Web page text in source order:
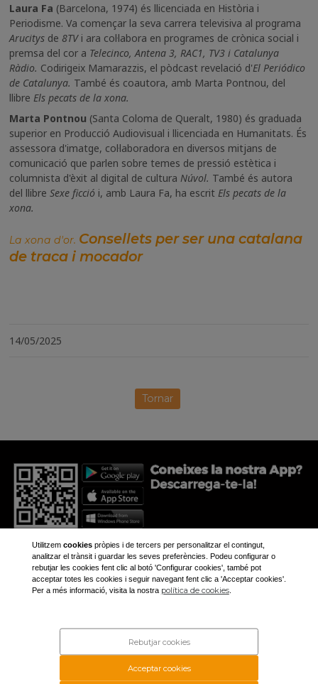
Laura Fa (Barcelona, 1974) és llicenciada en Història i
Periodisme. Va començar la seva carrera televisiva al programa
Arucitys de8TVi ara col·labora en programes de crònica social i
premsa del cor a Telecinco, Antena 3, RAC1, TV3 i Catalunya
Ràdio. Codirigeix Mamarazzis, el pòdcast revelació d'El Periódico
de Catalunya. També és coautora, amb Marta Pontnou, del
llibre Els pecats de la xona.
Marta Pontnou (Santa Coloma de Queralt, 1980) és graduada
superior en Producció Audiovisual i llicenciada en Humanitats. És
assessora d'imatge, col·laboradora en diversos mitjans de
comunicació que parlen sobre temes de pressió estètica i
columnista d'èxit al digital de culturaNúvol. També és autora
del llibreSexe ficció i, amb Laura Fa, ha escritEls pecats de la
xona.
La xona d'or. Consellets per ser una catalana
de traca i mocador
14/05/2025
Tornar
+34 973 281 473
Utilitzem cookiespròpies i de tercers per personalitzar el contingut,
analitzar el trànsit i guardar les seves preferències. Podeu configurar o
rebutjar les cookies fent clic al botó 'Configurar cookies', també pot
acceptar totes les cookies i seguir navegant fent clic a 'Acceptar cookies'.
Per a més informació, visita la nostra política de cookies.
Acceptar cookies
Rebutjar cookies